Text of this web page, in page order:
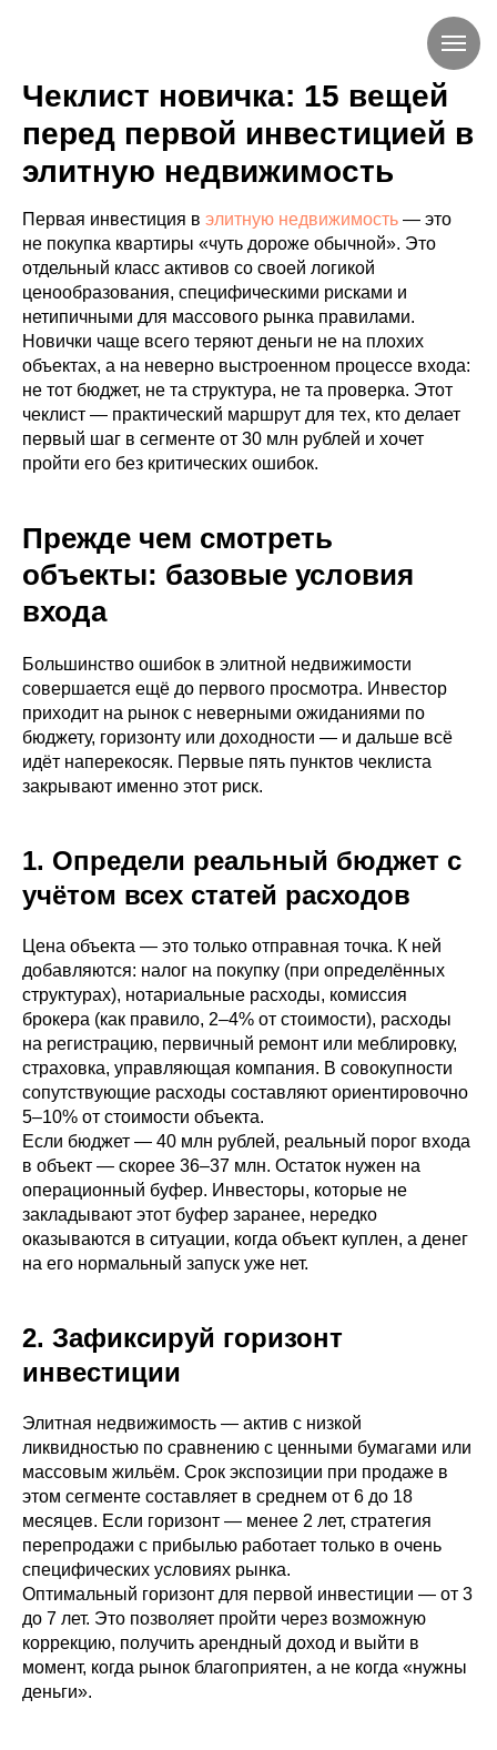
Чеклист новичка: 15 вещей
перед первой инвестицией в
элитную недвижимость
Первая инвестиция в элитную недвижимость — это
не покупка квартиры «чуть дороже обычной». Это
отдельный класс активов со своей логикой
ценообразования, специфическими рисками и
нетипичными для массового рынка правилами.
Новички чаще всего теряют деньги не на плохих
объектах, а на неверно выстроенном процессе входа:
не тот бюджет, не та структура, не та проверка. Этот
чеклист — практический маршрут для тех, кто делает
первый шаг в сегменте от 30 млн рублей и хочет
пройти его без критических ошибок.
Прежде чем смотреть
объекты: базовые условия
входа
Большинство ошибок в элитной недвижимости
совершается ещё до первого просмотра. Инвестор
приходит на рынок с неверными ожиданиями по
бюджету, горизонту или доходности — и дальше всё
идёт наперекосяк. Первые пять пунктов чеклиста
закрывают именно этот риск.
1. Определи реальный бюджет с
учётом всех статей расходов
Цена объекта — это только отправная точка. К ней
добавляются: налог на покупку (при определённых
структурах), нотариальные расходы, комиссия
брокера (как правило, 2–4% от стоимости), расходы
на регистрацию, первичный ремонт или меблировку,
страховка, управляющая компания. В совокупности
сопутствующие расходы составляют ориентировочно
5–10% от стоимости объекта.
Если бюджет — 40 млн рублей, реальный порог входа
в объект — скорее 36–37 млн. Остаток нужен на
операционный буфер. Инвесторы, которые не
закладывают этот буфер заранее, нередко
оказываются в ситуации, когда объект куплен, а денег
на его нормальный запуск уже нет.
2. Зафиксируй горизонт
инвестиции
Элитная недвижимость — актив с низкой
ликвидностью по сравнению с ценными бумагами или
массовым жильём. Срок экспозиции при продаже в
этом сегменте составляет в среднем от 6 до 18
месяцев. Если горизонт — менее 2 лет, стратегия
перепродажи с прибылью работает только в очень
специфических условиях рынка.
Оптимальный горизонт для первой инвестиции — от 3
до 7 лет. Это позволяет пройти через возможную
коррекцию, получить арендный доход и выйти в
момент, когда рынок благоприятен, а не когда «нужны
деньги».